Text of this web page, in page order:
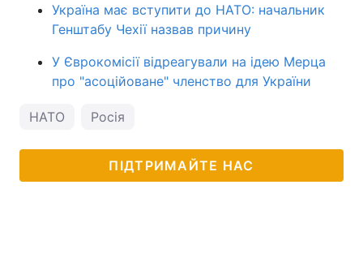
Україна має вступити до НАТО: начальник
Генштабу Чехії назвав причину
У Єврокомісії відреагували на ідею Мерца
про "асоційоване" членство для України
НАТО Росія
ПІДТРИМАЙТЕ НАС